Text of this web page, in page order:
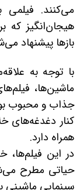
می‌کنند. فیلمی
هیجان‌انگیز که
بازها پیشنهاد
با توجه به
ماشین‌ها،
جذاب و محبوب
کنار دغدغه‌های
همراه دارد.
در این
حیاتی مطرح